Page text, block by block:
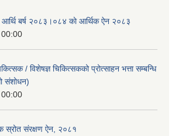
आर्थि बर्ष २०८३।०८४ काे आर्थिक ऐन २०८३
/ विशेषज्ञ चिकित्सकको प्रोत्साहन भत्ता सम्बन्धि
संशोधन)
स्रोत संरक्षण ऐन, २०८१